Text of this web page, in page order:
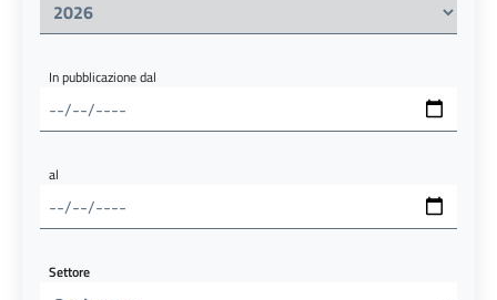
In pubblicazione dal
al
Settore